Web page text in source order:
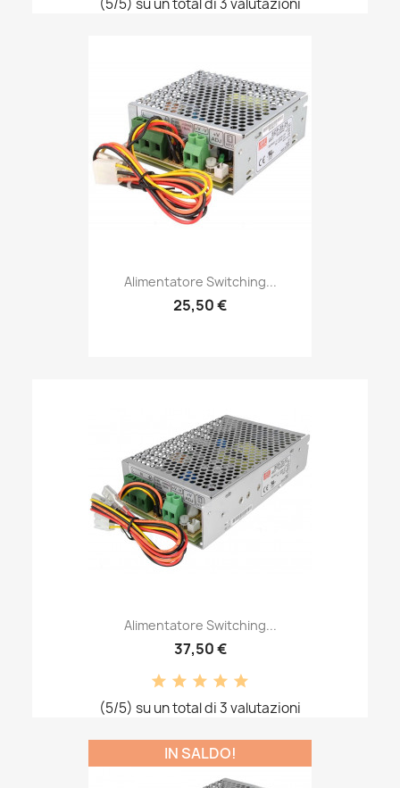
(5/5) su un total di 3 valutazioni
Alimentatore Switching...
25,50 €
Alimentatore Switching...
37,50 €
(5/5) su un total di 3 valutazioni
IN SALDO!